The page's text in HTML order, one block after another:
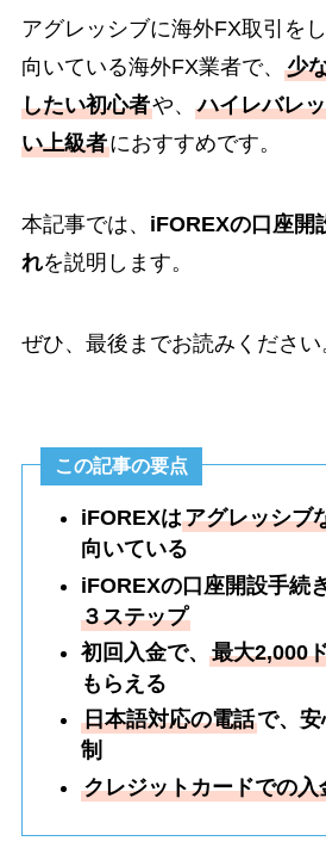
アグレッシブに海外FX取引を
向いている海外FX業者で、 少
したい初心者や、 ハイレバレ
い上級者におすすめです。
本記事では、 iFOREXの口座開
れを説明します。
ぜひ、最後までお読みください
この記事の要点
iFOREXはアグレッシブ
向いている
iFOREXの口座開設手続
３ステップ
初回入金で、最大2,000
もらえる
日本語対応の電話で、
制
クレジットカードでの入